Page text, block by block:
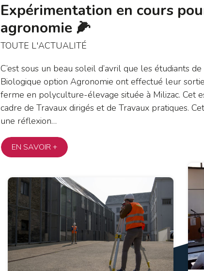
Expérimentation en cours
agronomie 🌽
TOUTE L'ACTUALITÉ
C’est sous un beau soleil d’avril que les étudiants
Biologique option Agronomie ont effectué leur
ferme en polyculture-élevage située à Milizac. Cet
cadre de Travaux dirigés et de Travaux pratiques.
une réflexion…
EN SAVOIR +